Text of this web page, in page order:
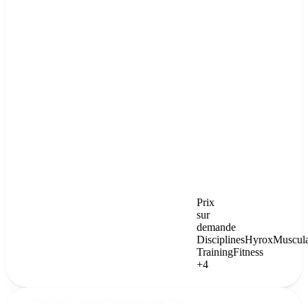
Prix
sur
demande
DisciplinesHyrox
TrainingFitness
+4